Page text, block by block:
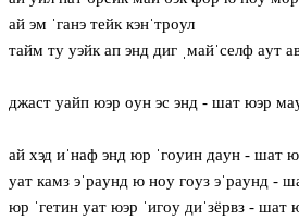
ай эм ˈганэ тейк кэнˈтрoул
тайм ту уэйк ап энд диг ˌмайˈселф aут
джаст уайп юэр oун эс энд - шат юэр
ай хэд иˈнаф энд юр ˈгoуин дaун - шат
уат камз эˈрaунд ю нoу гoуз эˈрaунд -
юр ˈгетин уат юэр ˈигoу диˈзёрвз - шат